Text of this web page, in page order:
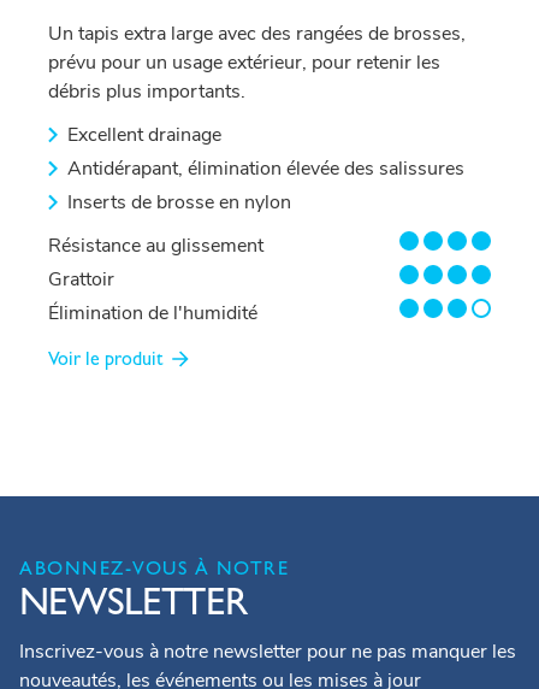
Un tapis extra large avec des rangées de brosses,
prévu pour un usage extérieur, pour retenir les
débris plus importants.
Excellent drainage
Antidérapant, élimination élevée des salissures
Inserts de brosse en nylon
Résistance au glissement
4/4
Grattoir
4/4
Élimination de l'humidité
3/4
Voir le produit
ABONNEZ-VOUS À NOTRE
NEWSLETTER
Inscrivez-vous à notre newsletter pour ne pas manquer les
nouveautés, les événements ou les mises à jour